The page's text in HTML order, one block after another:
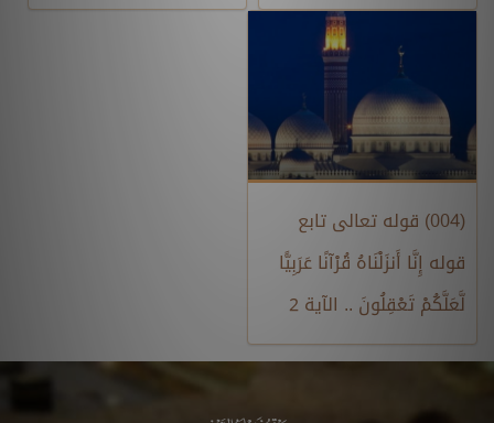
(004) قوله تعالى تابع
قوله إِنَّا أَنزَلْنَاهُ قُرْآنًا عَرَبِيًّا
لَّعَلَّكُمْ تَعْقِلُونَ .. الآية 2